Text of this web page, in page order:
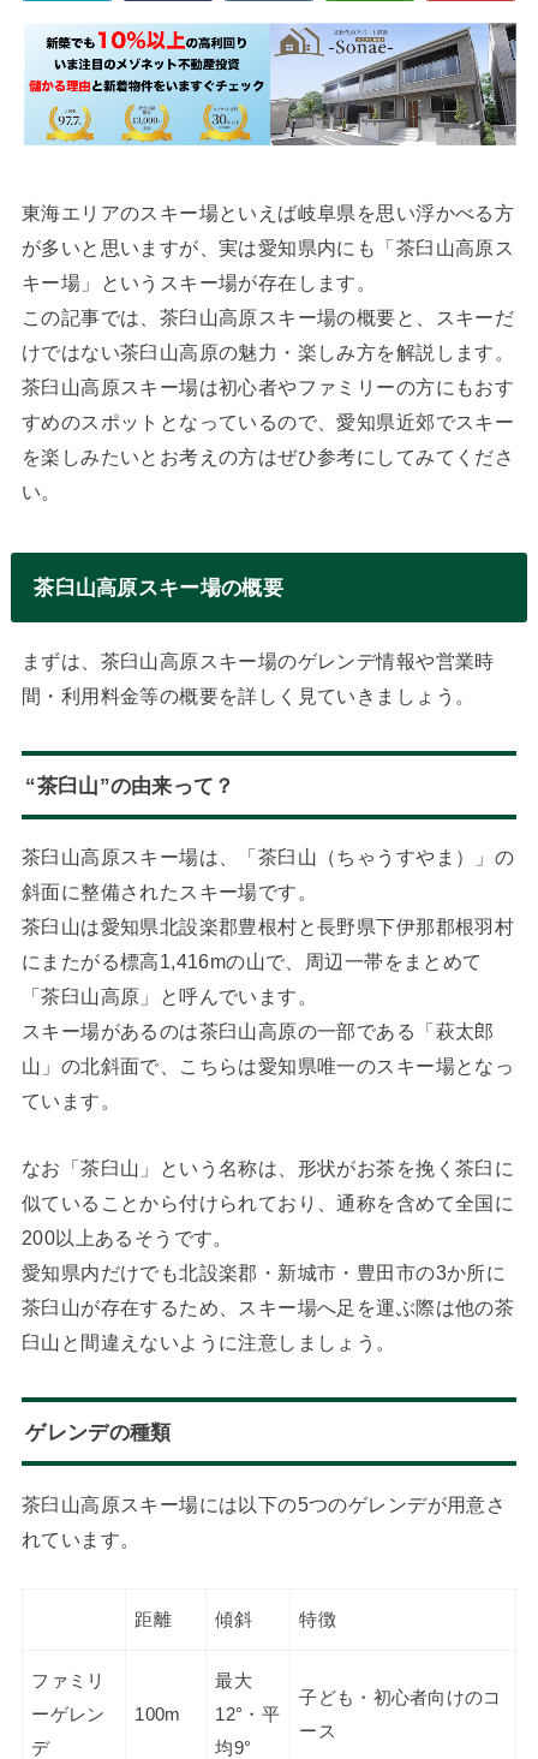
東海エリアのスキー場といえば岐阜県を思い浮かべる方
が多いと思いますが、実は愛知県内にも「茶臼山高原ス
キー場」というスキー場が存在します。
この記事では、茶臼山高原スキー場の概要と、スキーだ
けではない茶臼山高原の魅力・楽しみ方を解説します。
茶臼山高原スキー場は初心者やファミリーの方にもおす
すめのスポットとなっているので、愛知県近郊でスキー
を楽しみたいとお考えの方はぜひ参考にしてみてくださ
い。
茶臼山高原スキー場の概要
まずは、茶臼山高原スキー場のゲレンデ情報や営業時
間・利用料金等の概要を詳しく見ていきましょう。
“茶臼山”の由来って？
茶臼山高原スキー場は、「茶臼山（ちゃうすやま）」の
斜面に整備されたスキー場です。
茶臼山は愛知県北設楽郡豊根村と長野県下伊那郡根羽村
にまたがる標高1,416mの山で、周辺一帯をまとめて
「茶臼山高原」と呼んでいます。
スキー場があるのは茶臼山高原の一部である「萩太郎
山」の北斜面で、こちらは愛知県唯一のスキー場となっ
ています。
なお「茶臼山」という名称は、形状がお茶を挽く茶臼に
似ていることから付けられており、通称を含めて全国に
200以上あるそうです。
愛知県内だけでも北設楽郡・新城市・豊田市の3か所に
茶臼山が存在するため、スキー場へ足を運ぶ際は他の茶
臼山と間違えないように注意しましょう。
ゲレンデの種類
茶臼山高原スキー場には以下の5つのゲレンデが用意さ
れています。
距離 傾斜 特徴
ファミリ
ーゲレン
デ
100m
最大
12°・平
均9°
子ども・初心者向けのコ
ース